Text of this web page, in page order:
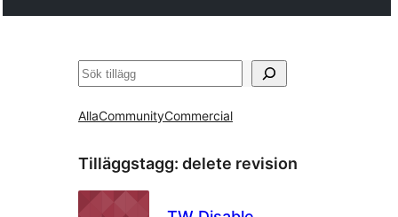
Sök
AllaCommunityCommercial
Tilläggstagg: delete revision